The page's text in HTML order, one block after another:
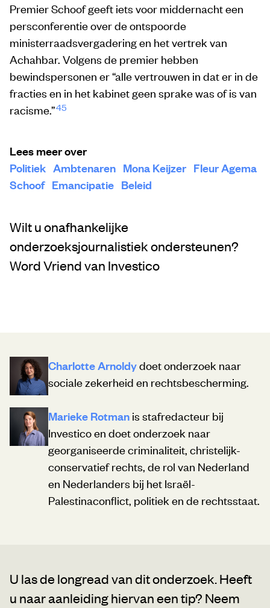
Premier Schoof geeft iets voor middernacht een
persconferentie over de ontspoorde
ministerraadsvergadering en het vertrek van
Achahbar. Volgens de premier hebben
bewindspersonen er “alle vertrouwen in dat er in de
fracties en in het kabinet geen sprake was of is van
racisme.”45
Lees meer over
Politiek Ambtenaren Mona Keijzer Fleur Agema
Schoof Emancipatie Beleid
Wilt u onafhankelijke
onderzoeksjournalistiek ondersteunen?
Word Vriend van Investico
Charlotte Arnoldydoet onderzoek naar
sociale zekerheid en rechtsbescherming.
Marieke Rotman is stafredacteur bij
Investico en doet onderzoek naar
georganiseerde criminaliteit, christelijk-
conservatief rechts, de rol van Nederland
en Nederlanders bij het Israël-
Palestinaconflict, politiek en de rechtsstaat.
U las de longread van dit onderzoek. Heeft
u naar aanleiding hiervan een tip? Neem